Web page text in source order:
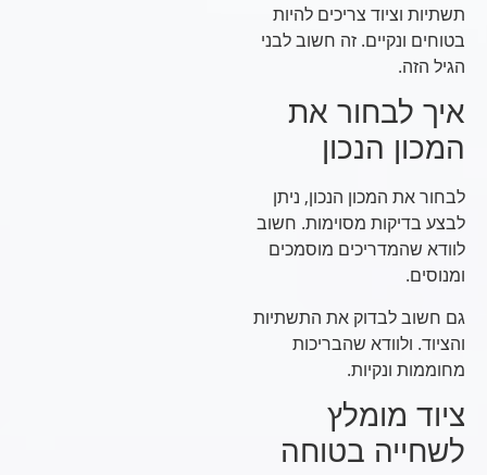
תשתיות וציוד צריכים להיות
בטוחים ונקיים. זה חשוב לבני
הגיל הזה.
איך לבחור את
המכון הנכון
לבחור את המכון הנכון, ניתן
לבצע בדיקות מסוימות. חשוב
לוודא שהמדריכים מוסמכים
ומנוסים.
גם חשוב לבדוק את התשתיות
והציוד. ולוודא שהבריכות
מחוממות ונקיות.
ציוד מומלץ
לשחייה בטוחה